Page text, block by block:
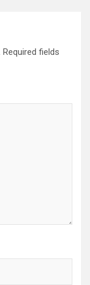
Required fields